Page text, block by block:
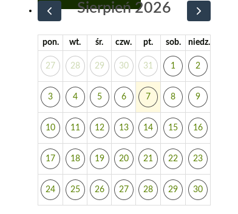
Sierpień 2026
pon. wt. śr. czw. pt. sob. niedz.
27 28 29 30 31 1 2
3 4 5 6 7 8 9
10 11 12 13 14 15 16
17 18 19 20 21 22 23
24 25 26 27 28 29 30